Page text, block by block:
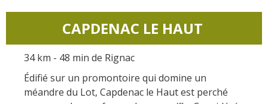
CAPDENAC LE HAUT
34 km - 48 min de Rignac
Édifié sur un promontoire qui domine un
méandre du Lot, Capdenac le Haut est perché